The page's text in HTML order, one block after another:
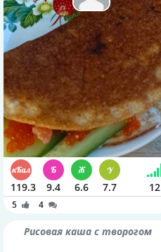
119.3 9.4 6.6 7.7 12
5 4
Рисовая каша с творогом